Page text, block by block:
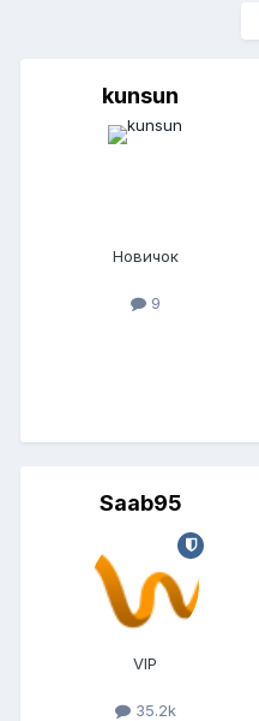
kunsun
Новичок
9
Saab95
VIP
35.2k